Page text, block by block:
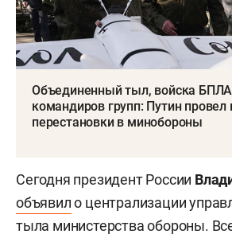
Объединенный тыл, войска
командиров групп: Путин
перестановки в минобороны
Сегодня президент России
объявило централизации
тыла министерства обороны.